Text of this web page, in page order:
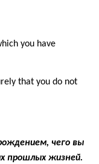
you have
that you do not
чего вы
прошлых жизней.